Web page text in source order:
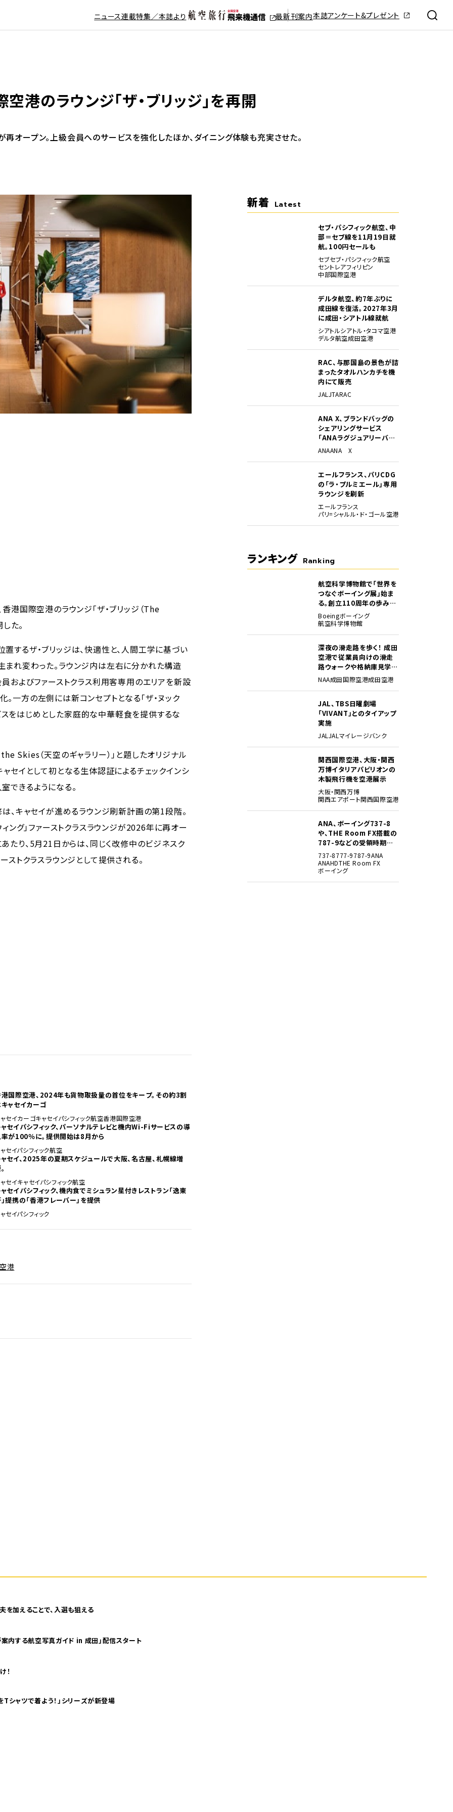
ニュース連載特集／本誌より 最新刊案内本誌アンケート&プレゼント
港のラウンジ「ザ・ブリッジ」を再開
再オープン。上級会員へのサービスを強化したほか、ダイニング体験も充実させた。
国際空港のラウンジ「ザ・ブリッジ（The
た。
るザ・ブリッジは、快適性と、人間工学に基づい
まれ変わった。ラウンジ内は左右に分かれた構造
員およびファーストクラス利用客専用のエリアを新設
一方の左側には新コンセプトとなる「ザ・ヌック
スをはじめとした家庭的な中華軽食を提供するな
Skies（天空のギャラリー）」と題したオリジナル
ャセイとして初となる生体認証によるチェックインシ
できるようになる。
、キャセイが進めるラウンジ刷新計画の第1段階。
ング」ファーストクラスラウンジが2026年に再オー
たり、5月21日からは、同じく改修中のビジネスク
ストクラスラウンジとして提供される。
国際空港、2024年も貨物取扱量の首位をキープ。その約3割
ャセイカーゴ
セイカーゴキャセイパシフィック航空香港国際空港
セイパシフィック、パーソナルテレビと機内Wi-Fiサービスの導
が100％に。提供開始は8月から
セイパシフィック航空
セイ、2025年の夏期スケジュールで大阪、名古屋、札幌線増
セイキャセイパシフィック航空
セイパシフィック、機内食でミシュラン星付きレストラン「逸東
提携の「香港フレーバー」を提供
セイパシフィック
港
新着 Latest
セブ・パシフィック航空、中
部＝セブ線を11月19日就
航。100円セールも
セブセブ・パシフィック航空
セントレアフィリピン
中部国際空港
デルタ航空、約7年ぶりに
成田線を復活。2027年3月
に成田・シアトル線就航
シアトルシアトル・タコマ空港
デルタ航空成田空港
RAC、与那国島の景色が詰
まったタオルハンカチを機
内にて販売
JAL JTARAC
ANA X、ブランドバッグの
シェアリングサービス
「ANAラグジュアリーバッ
グ」開始
ANAANA X
エールフランス、パリCDG
の「ラ・プルミエール」専用
ラウンジを刷新
エールフランス
パリ=シャルル・ド・ゴール空港
ランキング Ranking
航空科学博物館で「世界を
つなぐボーイング展」始ま
る。創立110周年の歩みを
貴重な資料でたどる
Boeingボーイング
航空科学博物館
深夜の滑走路を歩く！ 成田
空港で従業員向けの滑走
路ウォークや格納庫見学イ
ベントを初開催
NAA成田国際空港成田空港
JAL、TBS日曜劇場
「VIVANT」とのタイアップ
実施
JAL JALマイレージバンク
関西国際空港、大阪・関西
万博イタリアパビリオンの
木製飛行機を空港展示
大阪・関西万博
関西エアポート関西国際空港
ANA、ボーイング737-8
や、THE Room FX搭載の
787-9などの受領時期見
込みを明らかに
737-8777-9787-9ANA
ANAHDTHE Room FX
ボーイング
を加えることで、入選も狙える
内する航空写真ガイド in 成田」配信スタート
！
分！ pTaに「 世界の空港をTシャツで着よう！」シリーズが新登場